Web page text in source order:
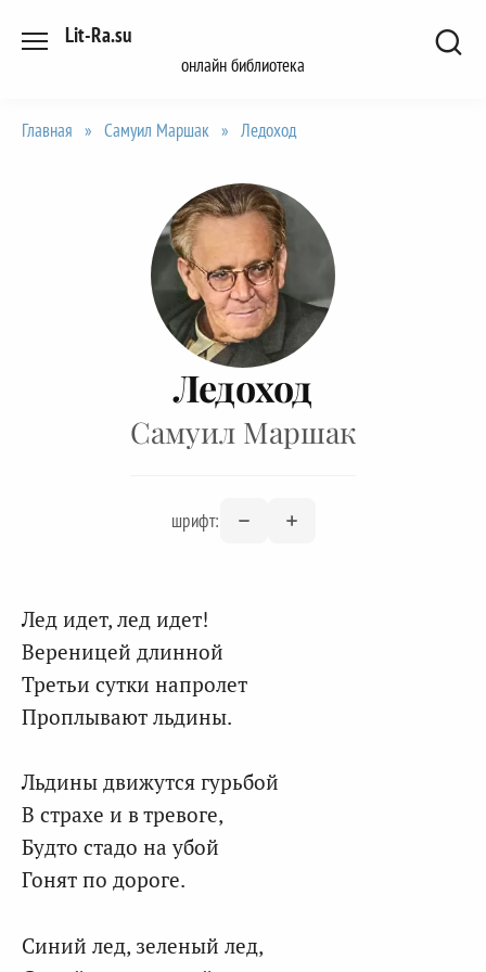
Lit-Ra.su
онлайн библиотека
Главная » Самуил Маршак » Ледоход
Ледоход
Самуил Маршак
шрифт:
Лед идет, лед идет!
Вереницей длинной
Третьи сутки напролет
Проплывают льдины.
Льдины движутся гурьбой
В страхе и в тревоге,
Будто стадо на убой
Гонят по дороге.
Синий лед, зеленый лед,